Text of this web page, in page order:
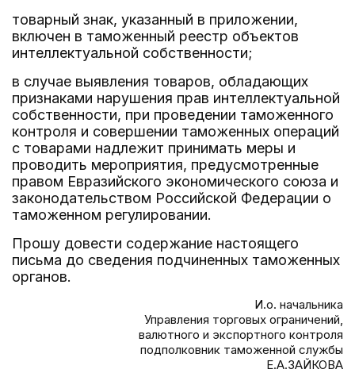
товарный знак, указанный в приложении,
включен в таможенный реестр объектов
интеллектуальной собственности;
в случае выявления товаров, обладающих
признаками нарушения прав интеллектуальной
собственности, при проведении таможенного
контроля и совершении таможенных операций
с товарами надлежит принимать меры и
проводить мероприятия, предусмотренные
правом Евразийского экономического союза и
законодательством Российской Федерации о
таможенном регулировании.
Прошу довести содержание настоящего
письма до сведения подчиненных таможенных
органов.
И.о. начальника
Управления торговых ограничений,
валютного и экспортного контроля
подполковник таможенной службы
Е.А.ЗАЙКОВА